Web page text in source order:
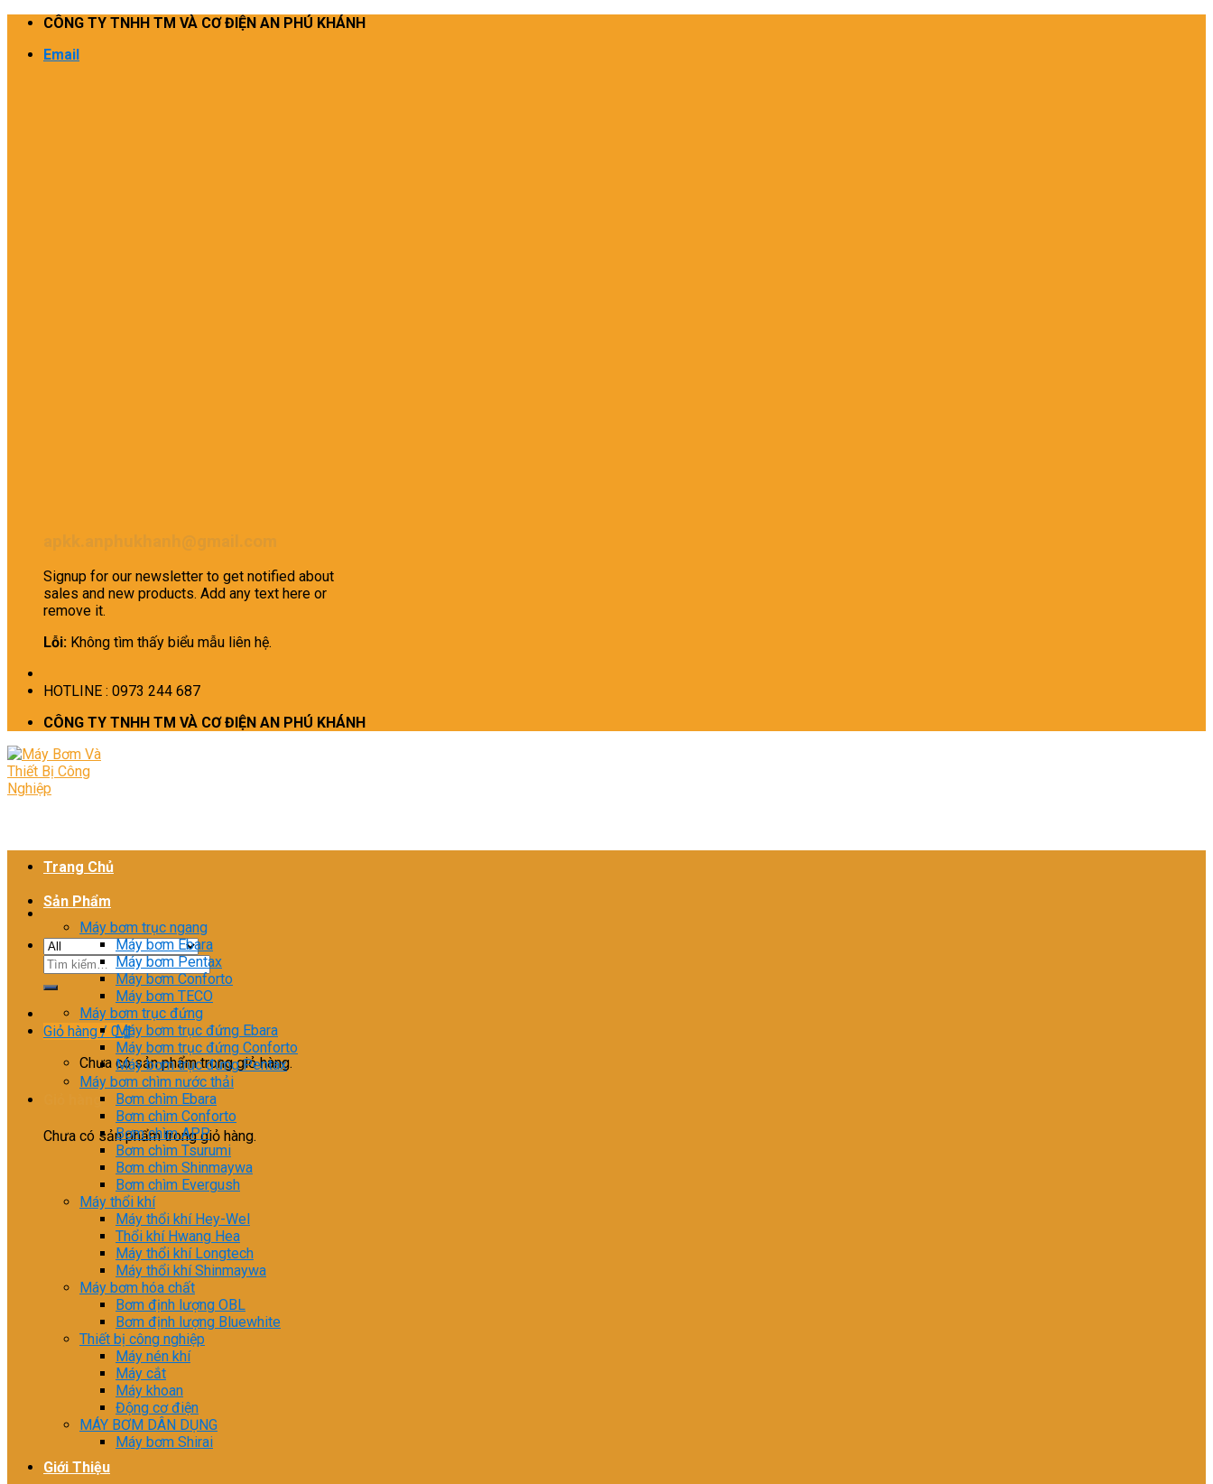
Skip
content
CÔNG TY TNHH TM VÀ CƠ ĐIỆN AN PHÚ KHÁNH
Email
Signup for our newsletter to get notified about
sales and new products. Add any text here or
remove it.
Lỗi: Không tìm thấy biểu mẫu liên hệ.
HOTLINE : 0973 244 687
CÔNG TY TNHH TM VÀ CƠ ĐIỆN AN PHÚ KHÁNH
Tìm
Giỏ hàng / 0₫
Chưa có sản phẩm trong giỏ hàng.
Giỏ hàng
Chưa có sản phẩm trong giỏ hàng.
Trang Chủ
Sản Phẩm
Máy bơm trục ngang
Máy bơm Ebara
Máy bơm Pentax
Máy bơm Conforto
Máy bơm TECO
Máy bơm trục đứng
Máy bơm trục đứng Ebara
Máy bơm trục đứng Conforto
Máy bơm trục đứng Pentax
Máy bơm chìm nước thải
Bơm chìm Ebara
Bơm chìm Conforto
Bơm chìm APP
Bơm chìm Tsurumi
Bơm chìm Shinmaywa
Bơm chìm Evergush
Máy thổi khí
Máy thổi khí Hey-Wel
Thổi khí Hwang Hea
Máy thổi khí Longtech
Máy thổi khí Shinmaywa
Máy bơm hóa chất
Bơm định lượng OBL
Bơm định lượng Bluewhite
Thiết bị công nghiệp
Máy nén khí
Máy cắt
Máy khoan
Động cơ điện
MÁY BƠM DÂN DỤNG
Máy bơm Shirai
Giới Thiệu